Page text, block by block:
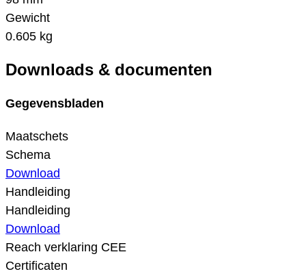
Gewicht
0.605 kg
Downloads & documenten
Gegevensbladen
Maatschets
Schema
Download
Handleiding
Handleiding
Download
Reach verklaring CEE
Certificaten